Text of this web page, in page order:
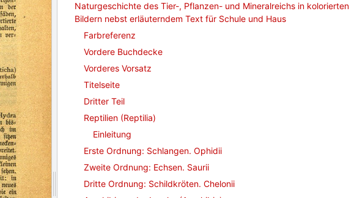
Naturgeschichte des Tier-, Pflanzen- und Mineralreichs in kolorierten
Bildern nebst erläuterndem Text für Schule und Haus
Farbreferenz
Vordere Buchdecke
Vorderes Vorsatz
Titelseite
Dritter Teil
Reptilien (Reptilia)
Einleitung
Erste Ordnung: Schlangen. Ophidii
Zweite Ordnung: Echsen. Saurii
Dritte Ordnung: Schildkröten. Chelonii